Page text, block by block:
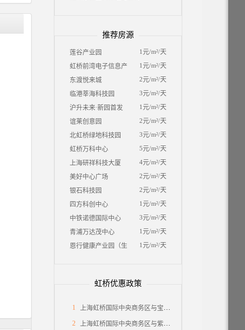
推荐房源
莲谷产业园
1元/m²/天
虹桥前湾电子信息产业园1元/m²/天
东渡悦来城
2元/m²/天
临港莘海科技园
3元/m²/天
沪升未来·新园首发
1元/m²/天
谊莱创意园
2元/m²/天
北虹桥绿地科技园
3元/m²/天
虹桥万科中心
5元/m²/天
上海研祥科技大厦
4元/m²/天
美好中心广场
2元/m²/天
银石科技园
2元/m²/天
四方科创中心
1元/m²/天
中铁诺德国际中心
3元/m²/天
青浦万达茂中心
1元/m²/天
恩行健康产业园（生物医药园区）
1元/m²/天
虹桥优惠政策
1 上海虹桥国际中央商务区与宝山区高新区招商引资深度对比解读：产业政策与企业投资选址决策分析
2 上海虹桥国际中央商务区与紫竹高新区招商引资深度对比解读：产业政策与企业投资选址决策分析